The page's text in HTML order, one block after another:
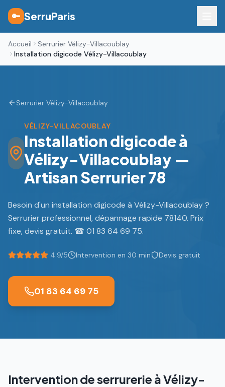
🔑 SerruParis
Accueil
Serrurier Vélizy-Villacoublay
Installation digicode Vélizy-Villacoublay
Serrurier Vélizy-Villacoublay
VÉLIZY-VILLACOUBLAY
Installation digicode à
Vélizy-Villacoublay —
Artisan Serrurier 78
Besoin d'un installation digicode à Vélizy-Villacoublay ?
Serrurier professionnel, dépannage rapide 78140. Prix
fixe, devis gratuit. ☎ 01 83 64 69 75.
4.9/5 Intervention en 30 min Devis gratuit
01 83 64 69 75
Intervention de serrurerie àVélizy-